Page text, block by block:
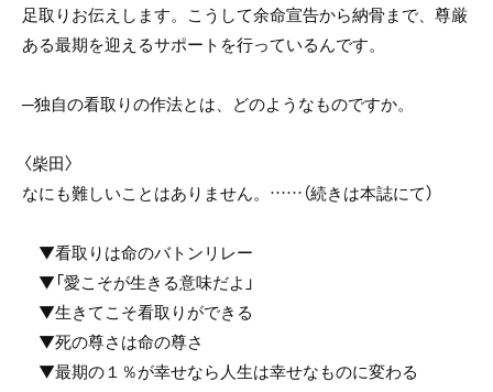
足取りお伝えします。こうして余命宣告から納骨まで、尊厳
ある最期を迎えるサポートを行っているんです。
─独自の看取りの作法とは、どのようなものですか。
〈柴田〉
なにも難しいことはありません。……（続きは本誌にて）
▼看取りは命のバトンリレー
▼「愛こそが生きる意味だよ」
▼生きてこそ看取りができる
▼死の尊さは命の尊さ
▼最期の１％が幸せなら人生は幸せなものに変わる